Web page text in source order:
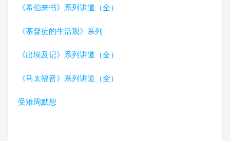
《希伯来书》系列讲道（全）
《基督徒的生活观》系列
《出埃及记》系列讲道（全）
《马太福音》系列讲道（全）
受难周默想